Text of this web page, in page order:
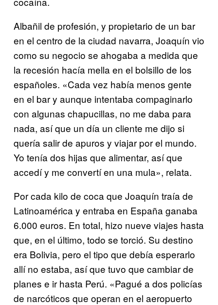
Albañil de profesión, y propietario de un bar
en el centro de la ciudad navarra, Joaquín vio
como su negocio se ahogaba a medida que
la recesión hacía mella en el bolsillo de los
españoles. «Cada vez había menos gente
en el bar y aunque intentaba compaginarlo
con algunas chapucillas, no me daba para
nada, así que un día un cliente me dijo si
quería salir de apuros y viajar por el mundo.
Yo tenía dos hijas que alimentar, así que
accedí y me convertí en una mula», relata.
Por cada kilo de coca que Joaquín traía de
Latinoamérica y entraba en España ganaba
6.000 euros. En total, hizo nueve viajes hasta
que, en el último, todo se torció. Su destino
era Bolivia, pero el tipo que debía esperarlo
allí no estaba, así que tuvo que cambiar de
planes e ir hasta Perú. «Pagué a dos policías
de narcóticos que operan en el aeropuerto